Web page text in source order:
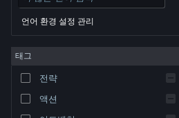
© Valve Corporation. 모든 권리 보유. 모든 상표는 미국
및 기타 국가에서 각각 해당 소유자의 재산입니다.
환불| 쿠키
언어 환경 설정 관리
태그
전략
액션